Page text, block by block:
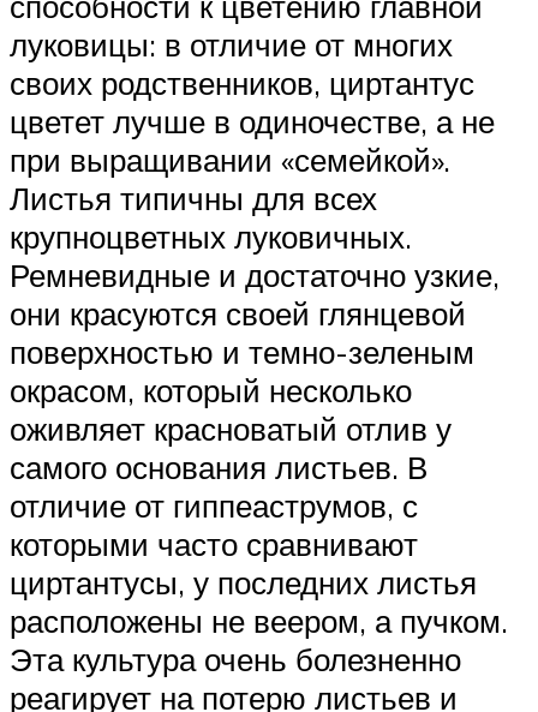
луковицы: в отличие от многих
своих родственников, циртантус
цветет лучше в одиночестве, а не
при выращивании «семейкой».
Листья типичны для всех
крупноцветных луковичных.
Ремневидные и достаточно узкие,
они красуются своей глянцевой
поверхностью и темно-зеленым
окрасом, который несколько
оживляет красноватый отлив у
самого основания листьев. В
отличие от гиппеаструмов, с
которыми часто сравнивают
циртантусы, у последних листья
расположены не веером, а пучком.
Эта культура очень болезненно
реагирует на потерю листьев и